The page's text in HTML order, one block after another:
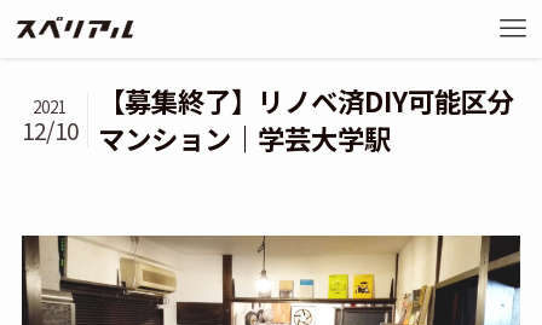
【募集終了】リノベ済DIY可能区分
マンション｜学芸大学駅
2021
12/10